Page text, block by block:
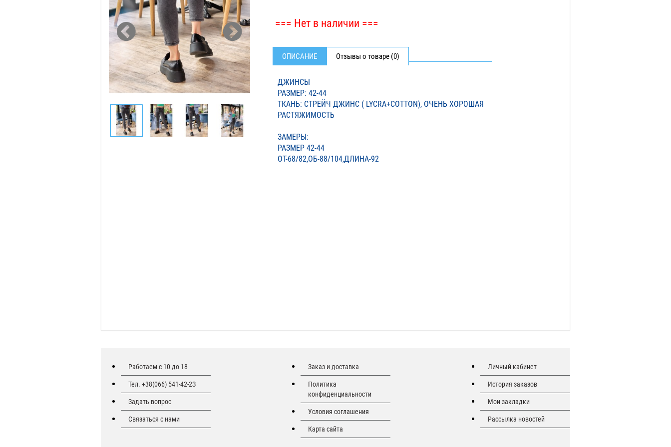
=== Нет в наличии ===
ОПИСАНИЕ Отзывы о товаре (0)
ДЖИНСЫ
РАЗМЕР: 42-44
ТКАНЬ: СТРЕЙЧ ДЖИНС ( LYCRA+COTTON), ОЧЕНЬ ХОРОШАЯ
РАСТЯЖИМОСТЬ
ЗАМЕРЫ:
РАЗМЕР 42-44
ОТ-68/82,ОБ-88/104,ДЛИНА-92
Работаем с 10 до 18
Тел. +38(066) 541-42-2З
Задать вопрос
Связаться с нами
Заказ и доставка
Политика
конфиденциальности
Условия соглашения
Карта сайта
Личный кабинет
История заказов
Мои закладки
Рассылка новостей